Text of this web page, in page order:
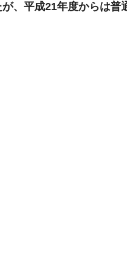
、平成21年度からは普